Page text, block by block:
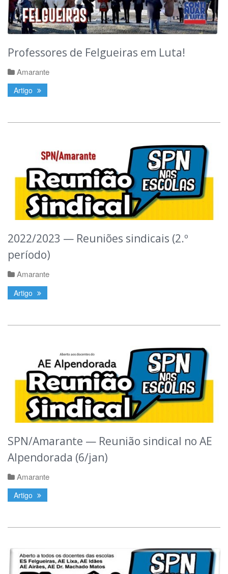
Professores de Felgueiras em Luta!
Amarante
Artigo
2022/2023 — Reuniões sindicais (2.º
período)
Amarante
Artigo
SPN/Amarante — Reunião sindical no AE
Alpendorada (6/jan)
Amarante
Artigo